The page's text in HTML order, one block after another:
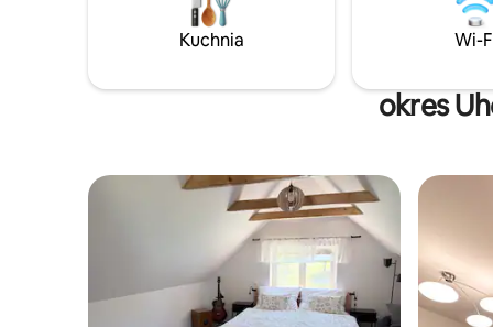
fińskiej beczki do kąpieli, prysznica
ogrodowego, leżaków i grilla.
centrum
ścieżek
dzieci 3
Kuchnia Wi-
okres